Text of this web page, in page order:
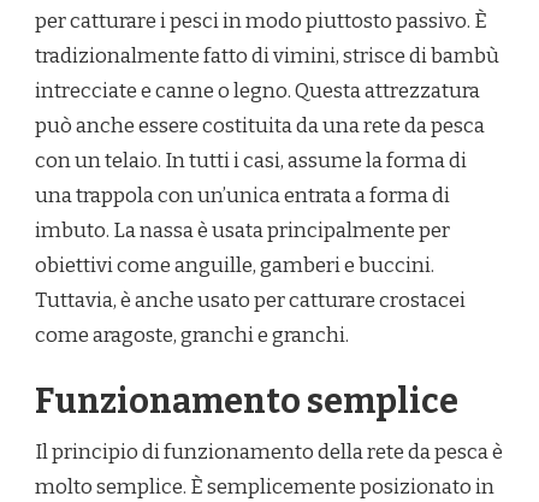
per catturare i pesci in modo piuttosto passivo. È
tradizionalmente fatto di vimini, strisce di bambù
intrecciate e canne o legno. Questa attrezzatura
può anche essere costituita da una rete da pesca
con un telaio. In tutti i casi, assume la forma di
una trappola con un’unica entrata a forma di
imbuto. La nassa è usata principalmente per
obiettivi come anguille, gamberi e buccini.
Tuttavia, è anche usato per catturare crostacei
come aragoste, granchi e granchi.
Funzionamento semplice
Il principio di funzionamento della rete da pesca è
molto semplice. È semplicemente posizionato in